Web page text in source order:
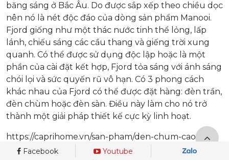
băng sáng ở Bắc Âu. Do được sắp xếp theo chiều dọc
nên nó là nét độc đáo của dòng sản phẩm Manooi.
Fjord giống như một thác nước tinh thể lỏng, lấp
lánh, chiếu sáng các cầu thang và giếng trời xung
quanh. Có thể được sử dụng độc lập hoặc là một
phần của cài đặt kết hợp, Fjord tỏa sáng với ánh sáng
chói lọi và sức quyến rũ vô hạn. Có 3 phong cách
khác nhau của Fjord có thể được đặt hàng: đèn trần,
đèn chùm hoặc đèn sàn. Điều này làm cho nó trở
thành một giải pháp thiết kế cực kỳ linh hoạt.
https://caprihome.vn/san-pham/den-chum-cao-cap-
manooi-ma009
Facebook Youtube